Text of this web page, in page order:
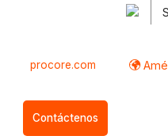
procore.com
Contáctenos